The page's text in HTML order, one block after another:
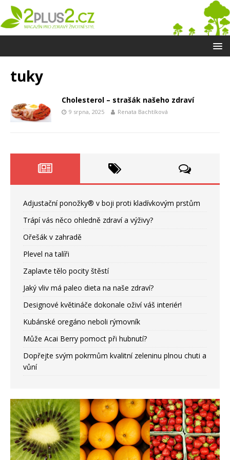
tuky
Cholesterol – strašák našeho zdraví
9 srpna, 2025 Renata Bachtíková
Adjustační ponožky® v boji proti kladívkovým prstům
Trápí vás něco ohledně zdraví a výživy?
Ořešák v zahradě
Plevel na talíři
Zaplavte tělo pocity štěstí
Jaký vliv má paleo dieta na naše zdraví?
Designové květináče dokonale oživí váš interiér!
Kubánské oregáno neboli rýmovník
Může Acai Berry pomoct při hubnutí?
Dopřejte svým pokrmům kvalitní zeleninu plnou chuti a
vůní